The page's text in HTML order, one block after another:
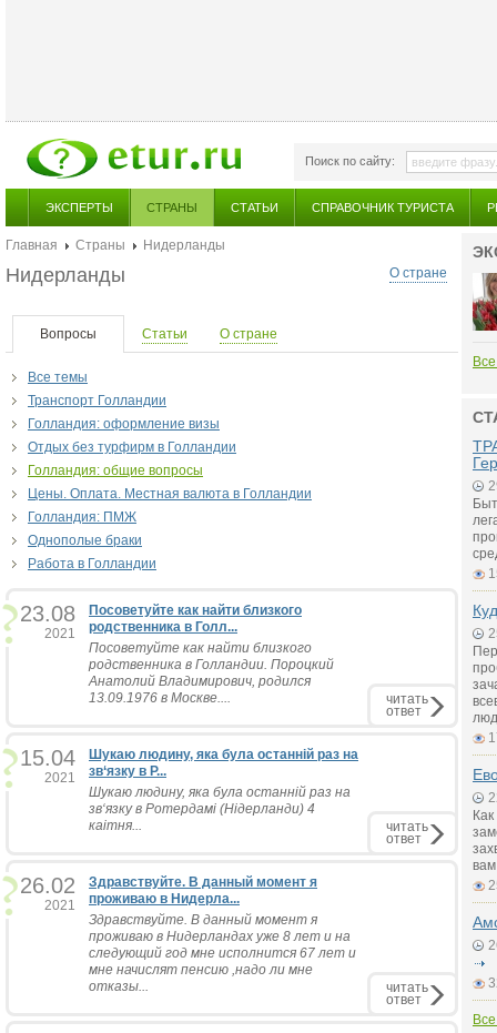
Поиск по сайту:
ЭКСПЕРТЫ СТРАНЫ СТАТЬИ СПРАВОЧНИК ТУРИСТА
Главная Страны
Нидерланды
О стране
Нидерланды
Вопросы Статьи О стране
Все темы
Транспорт Голландии
Голландия: оформление визы
Отдых без турфирм в Голландии
Голландия: общие вопросы
Цены. Оплата. Местная валюта в Голландии
Голландия: ПМЖ
Однополые браки
Работа в Голландии
23.08
2021
Посоветуйте как найти близкого
родственника в Голл...
Посоветуйте как найти близкого
родственника в Голландии. Пороцкий
Анатолий Владимирович, родился
13.09.1976 в Москве....
читать
ответ
15.04
2021
Шукаю людину, яка була останній раз на
зв‘язку в Р...
Шукаю людину, яка була останній раз на
зв‘язку в Ротердамі (Нідерланди) 4
каітня...
читать
ответ
26.02
2021
Здравствуйте. В данный момент я
проживаю в Нидерла...
Здравствуйте. В данный момент я
проживаю в Нидерландах уже 8 лет и на
следующий год мне исполнится 67 лет и
мне начислят пенсию ,надо ли мне
отказы...
читать
ответ